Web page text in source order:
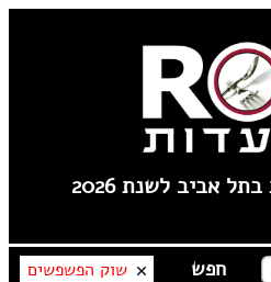
אביב לשנת 2026
שוק הפשפשים